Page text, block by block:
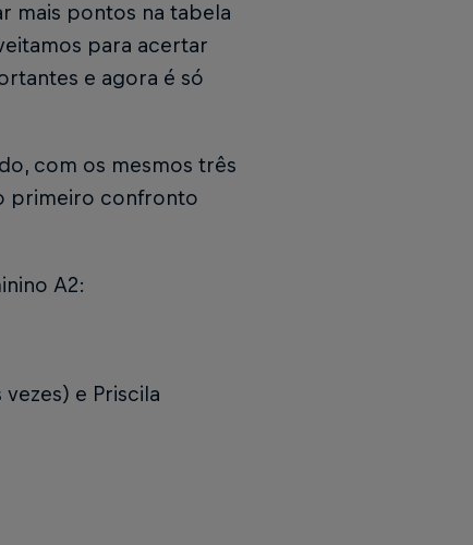
mais pontos na tabela
para acertar
e agora é só
com os mesmos três
primeiro confronto
A2:
vezes) e Priscila